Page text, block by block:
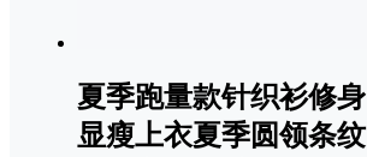
夏季跑量款针织衫修身
显瘦上衣夏季圆领条纹